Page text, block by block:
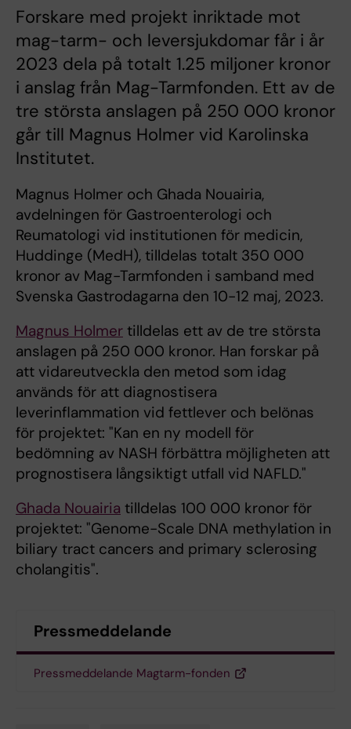
Forskare med projekt inriktade mot
mag-tarm- och leversjukdomar får i år
2023 dela på totalt 1.25 miljoner kronor
i anslag från Mag-Tarmfonden. Ett av de
tre största anslagen på 250 000 kronor
går till Magnus Holmer vid Karolinska
Institutet.
Magnus Holmer och Ghada Nouairia,
avdelningen för Gastroenterologi och
Reumatologi vid institutionen för medicin,
Huddinge (MedH), tilldelas totalt 350 000
kronor av Mag-Tarmfonden i samband med
Svenska Gastrodagarna den 10-12 maj, 2023.
Magnus Holmer tilldelas ett av de tre största
anslagen på 250 000 kronor. Han forskar på
att vidareutveckla den metod som idag
används för att diagnostisera
leverinflammation vid fettlever och belönas
för projektet: "Kan en ny modell för
bedömning av NASH förbättra möjligheten att
prognostisera långsiktigt utfall vid NAFLD."
Ghada Nouairia tilldelas 100 000 kronor för
projektet: "Genome-Scale DNA methylation in
biliary tract cancers and primary sclerosing
cholangitis".
Pressmeddelande
Pressmeddelande Magtarm-fonden